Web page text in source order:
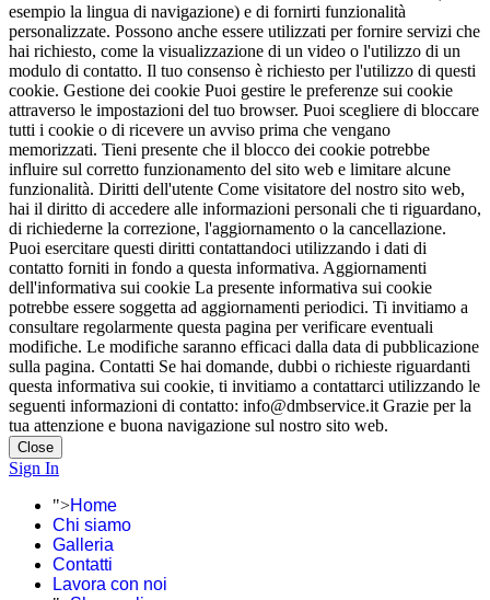
esempio la lingua di navigazione) e di fornirti funzionalità
personalizzate. Possono anche essere utilizzati per fornire servizi che
hai richiesto, come la visualizzazione di un video o l'utilizzo di un
modulo di contatto. Il tuo consenso è richiesto per l'utilizzo di questi
cookie. Gestione dei cookie Puoi gestire le preferenze sui cookie
attraverso le impostazioni del tuo browser. Puoi scegliere di bloccare
tutti i cookie o di ricevere un avviso prima che vengano
memorizzati. Tieni presente che il blocco dei cookie potrebbe
influire sul corretto funzionamento del sito web e limitare alcune
funzionalità. Diritti dell'utente Come visitatore del nostro sito web,
hai il diritto di accedere alle informazioni personali che ti riguardano,
di richiederne la correzione, l'aggiornamento o la cancellazione.
Puoi esercitare questi diritti contattandoci utilizzando i dati di
contatto forniti in fondo a questa informativa. Aggiornamenti
dell'informativa sui cookie La presente informativa sui cookie
potrebbe essere soggetta ad aggiornamenti periodici. Ti invitiamo a
consultare regolarmente questa pagina per verificare eventuali
modifiche. Le modifiche saranno efficaci dalla data di pubblicazione
sulla pagina. Contatti Se hai domande, dubbi o richieste riguardanti
questa informativa sui cookie, ti invitiamo a contattarci utilizzando le
seguenti informazioni di contatto: info@dmbservice.it Grazie per la
tua attenzione e buona navigazione sul nostro sito web.
Close
Sign In
">Home
Chi siamo
Galleria
Contatti
Lavora con noi